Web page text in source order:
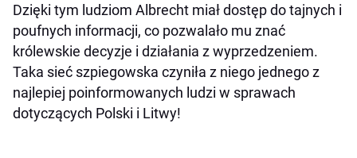
Dzięki tym ludziom Albrecht miał dostęp do tajnych i
poufnych informacji, co pozwalało mu znać
królewskie decyzje i działania z wyprzedzeniem.
Taka sieć szpiegowska czyniła z niego jednego z
najlepiej poinformowanych ludzi w sprawach
dotyczących Polski i Litwy!